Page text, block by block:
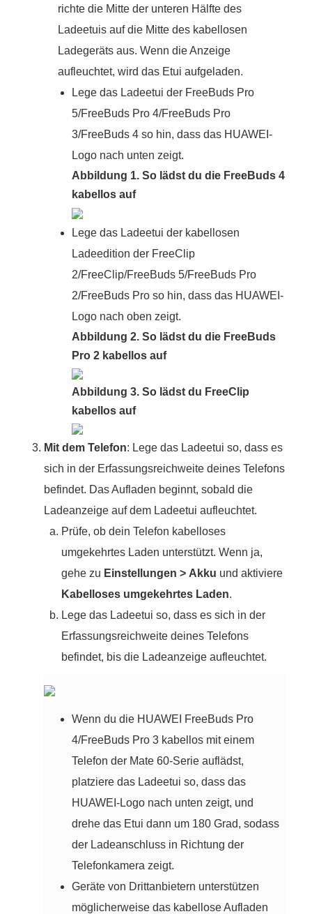
richte die Mitte der unteren Hälfte des
Ladeetuis auf die Mitte des kabellosen
Ladegeräts aus. Wenn die Anzeige
aufleuchtet, wird das Etui aufgeladen.
Lege das Ladeetui der FreeBuds Pro
5/FreeBuds Pro 4/FreeBuds Pro
3/FreeBuds 4 so hin, dass das HUAWEI-
Logo nach unten zeigt.
Abbildung 1. So lädst du die FreeBuds 4
kabellos auf
Lege das Ladeetui der kabellosen
Ladeedition der FreeClip
2/FreeClip/FreeBuds 5/FreeBuds Pro
2/FreeBuds Pro so hin, dass das HUAWEI-
Logo nach oben zeigt.
Abbildung 2. So lädst du die FreeBuds
Pro 2 kabellos auf
Abbildung 3. So lädst du FreeClip
kabellos auf
Mit dem Telefon: Lege das Ladeetui so, dass es
sich in der Erfassungsreichweite deines Telefons
befindet. Das Aufladen beginnt, sobald die
Ladeanzeige auf dem Ladeetui aufleuchtet.
Prüfe, ob dein Telefon kabelloses
umgekehrtes Laden unterstützt. Wenn ja,
gehe zu Einstellungen > Akku und aktiviere
Kabelloses umgekehrtes Laden.
Lege das Ladeetui so, dass es sich in der
Erfassungsreichweite deines Telefons
befindet, bis die Ladeanzeige aufleuchtet.
Wenn du die HUAWEI FreeBuds Pro
4/FreeBuds Pro 3 kabellos mit einem
Telefon der Mate 60-Serie auflädst,
platziere das Ladeetui so, dass das
HUAWEI-Logo nach unten zeigt, und
drehe das Etui dann um 180 Grad, sodass
der Ladeanschluss in Richtung der
Telefonkamera zeigt.
Geräte von Drittanbietern unterstützen
möglicherweise das kabellose Aufladen